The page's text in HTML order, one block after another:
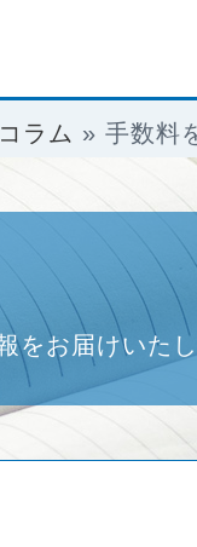
ラム » 手数料
をお届けいた